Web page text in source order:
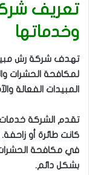
تعريف
وخدماتها
تهدف شركة رش
لمكافحة الحشرات
المبيدات الفعالة
تقدم الشركة خدمات
كانت طائرة أو
في مكافحة
بشكل دائم.